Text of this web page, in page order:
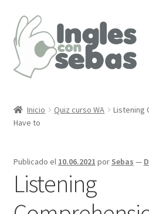
Inicio Quiz curso WA
Listening
Have to
Publicado el 10.06.2021 por Sebas —
Listening